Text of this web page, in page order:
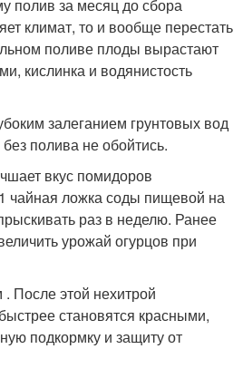
полив за месяц до сбора
климат, то и вообще перестать
поливе плоды вырастают
кислинка и водянистость
залеганием грунтовых вод
полива не обойтись.
вкус помидоров
чайная ложка соды пищевой на
раз в неделю. Ранее
урожай огурцов при
После этой нехитрой
становятся красными,
подкормку и защиту от